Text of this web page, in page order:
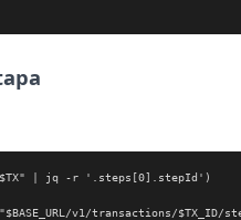
"$TX" | jq -r '.steps[0].stepId')
v1/transactions/$TX_ID/